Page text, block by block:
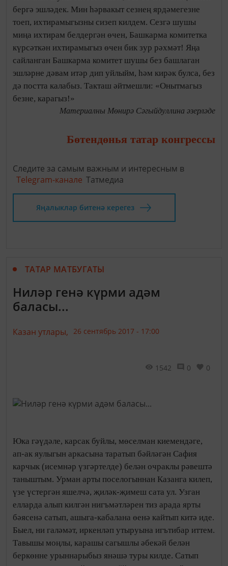
Материалны Мөнирә Сәгыйдуллина әзерләде
Бөтендөнья татар конгрессы
Следите за самым важным и интересным в
Telegram-канале Татмедиа
Яңалыклар битенә керегез
ТАТАР МАТБУГАТЫ
Ниләр генә күрми адәм
баласы...
Казан утлары, 26 сентябрь 2017 - 17:00
1542 0 0
Юка гәүдәле, карсак буйлы, мөселман киемендәге,
ап-ак яулыгын аркасына таратып бәйләгән Сафия
карчык (исемнәр үзгәртелде) белән очраклы рәвештә
таныштым. Урман арты поселогыннан Казанга килеп,
үзе үстергән яшелчә, җиләк-җимеш сата ул. Узган
елларда алып килгән нигъмәтләрен тиз арада ярты
бәясенә сатып, ашыга-кабалана өенә кайтып китә иде.
Быел, ни галәмәт, иркенләп утыруына игътибар иттем.
Тавышы моңлы, карашы сагышлы әбекәй белән
беркөнне урыннарыбыз янәшә туры килде. Сатып